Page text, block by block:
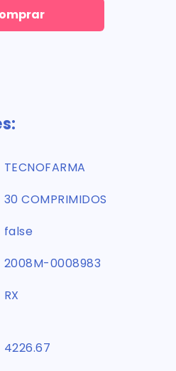
TECNOFARMA
30 COMPRIMIDOS
false
2008M-0008983
RX
4226.67